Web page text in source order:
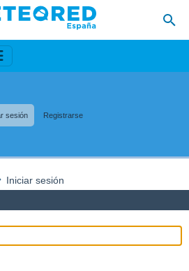
sesión Registrarse
Iniciar sesión